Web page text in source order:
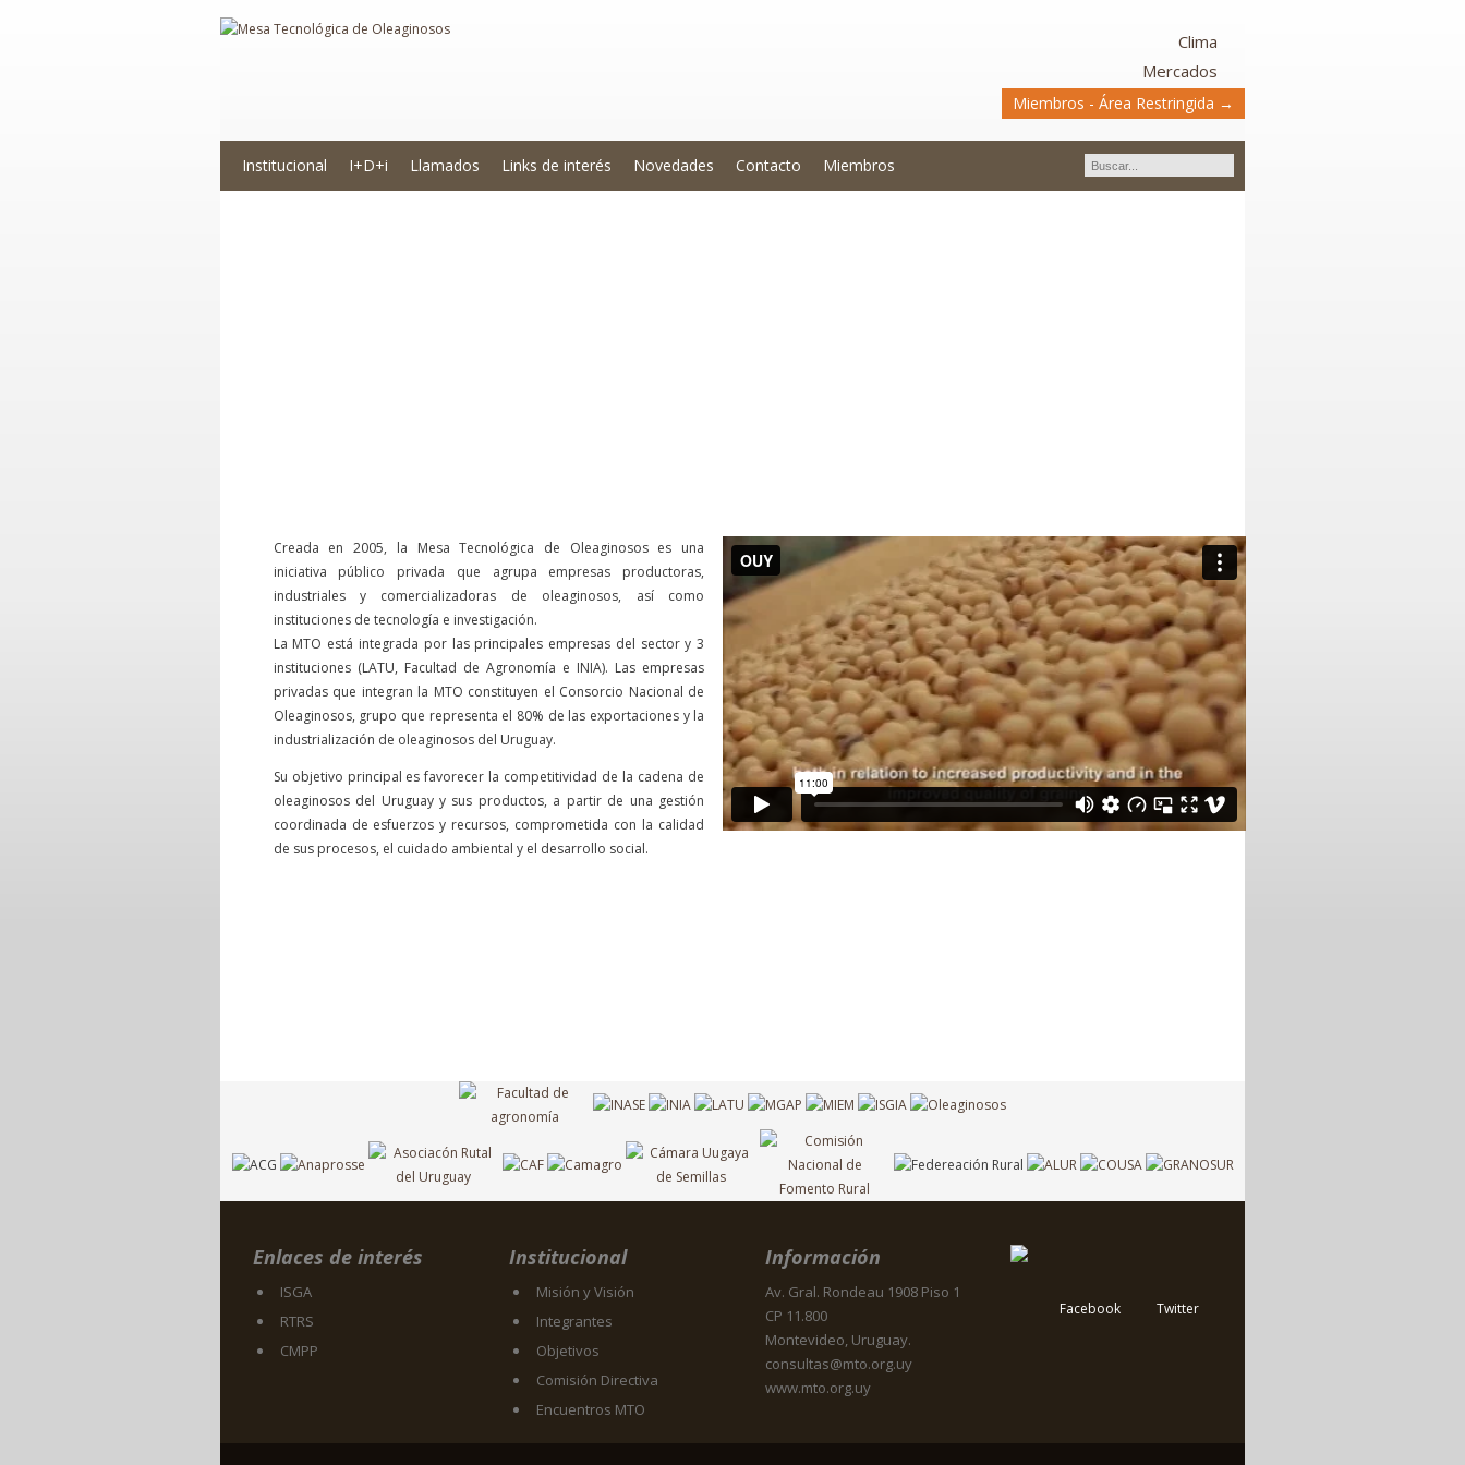
Clima
Mercados
Miembros - Área Restringida →
Institucional I+D+i Llamados Links de interés Novedades Contacto Miembros
Creada en 2005, la Mesa Tecnológica de Oleaginosos es una
iniciativa público privada que agrupa empresas productoras,
industriales y comercializadoras de oleaginosos, así como
instituciones de tecnología e investigación.
La MTO está integrada por las principales empresas del sector y 3
instituciones (LATU, Facultad de Agronomía e INIA). Las empresas
privadas que integran la MTO constituyen el Consorcio Nacional de
Oleaginosos, grupo que representa el 80% de las exportaciones y la
industrialización de oleaginosos del Uruguay.
Su objetivo principal es favorecer la competitividad de la cadena de
oleaginosos del Uruguay y sus productos, a partir de una gestión
coordinada de esfuerzos y recursos, comprometida con la calidad
de sus procesos, el cuidado ambiental y el desarrollo social.
Enlaces de interés
ISGA
RTRS
CMPP
Institucional
Misión y Visión
Integrantes
Objetivos
Comisión Directiva
Encuentros MTO
Información
Av. Gral. Rondeau 1908 Piso 1
CP 11.800
Montevideo, Uruguay.
consultas@mto.org.uy
www.mto.org.uy
Facebook Twitter